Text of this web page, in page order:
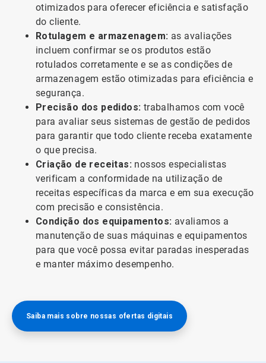
otimizados para oferecer eficiência e satisfação
do cliente.
Rotulagem e armazenagem: as avaliações
incluem confirmar se os produtos estão
rotulados corretamente e se as condições de
armazenagem estão otimizadas para eficiência e
segurança.
Precisão dos pedidos: trabalhamos com você
para avaliar seus sistemas de gestão de pedidos
para garantir que todo cliente receba exatamente
o que precisa.
Criação de receitas: nossos especialistas
verificam a conformidade na utilização de
receitas específicas da marca e em sua execução
com precisão e consistência.
Condição dos equipamentos: avaliamos a
manutenção de suas máquinas e equipamentos
para que você possa evitar paradas inesperadas
e manter máximo desempenho.
Saiba mais sobre nossas ofertas digitais